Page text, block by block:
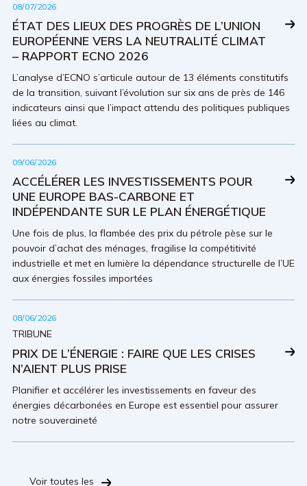
08/07/2026
ÉTAT DES LIEUX DES PROGRÈS DE L’UNION
EUROPÉENNE VERS LA NEUTRALITÉ CLIMAT
– RAPPORT ECNO 2026
L’analyse d’ECNO s’articule autour de 13 éléments constitutifs
de la transition, suivant l’évolution sur six ans de près de 146
indicateurs ainsi que l’impact attendu des politiques publiques
liées au climat.
09/06/2026
ACCÉLÉRER LES INVESTISSEMENTS POUR
UNE EUROPE BAS-CARBONE ET
INDÉPENDANTE SUR LE PLAN ÉNERGÉTIQUE
Une fois de plus, la flambée des prix du pétrole pèse sur le
pouvoir d’achat des ménages, fragilise la compétitivité
industrielle et met en lumière la dépendance structurelle de l’UE
aux énergies fossiles importées
08/06/2026
TRIBUNE
PRIX DE L’ÉNERGIE : FAIRE QUE LES CRISES
N’AIENT PLUS PRISE
Planifier et accélérer les investissements en faveur des
énergies décarbonées en Europe est essentiel pour assurer
notre souveraineté
Voir toutes les